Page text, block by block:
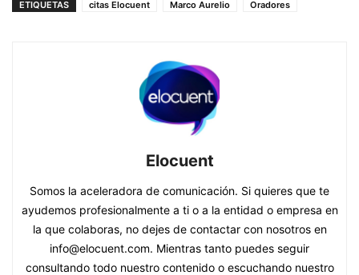
ETIQUETAS citas Elocuent Marco Aurelio Oradores
Elocuent
Somos la aceleradora de comunicación. Si quieres que te
ayudemos profesionalmente a ti o a la entidad o empresa en
la que colaboras, no dejes de contactar con nosotros en
info@elocuent.com. Mientras tanto puedes seguir
consultando todo nuestro contenido o escuchando nuestro